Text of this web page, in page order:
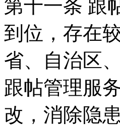
第十一条 跟
到位，存在
省、自治区
跟帖管理服
改，消除隐患